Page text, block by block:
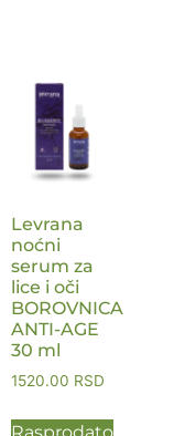
Levrana
noćni
serum za
lice i oči
BOROVNICA
ANTI-AGE
30 ml
1520.00 RSD
Rasprodato